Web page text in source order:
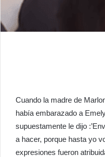
Cuando la madre de
había embarazado a
supuestamente le dijo
a hacer, porque hasta yo
expresiones fueron